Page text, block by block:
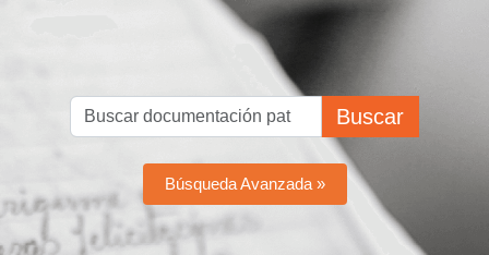
Buscar
Búsqueda Avanzada »